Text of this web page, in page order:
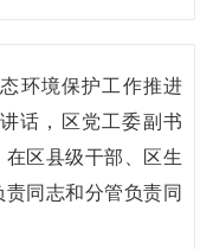
环境保护工作推进
话，区党工委副书
区县级干部、区生
同志和分管负责同